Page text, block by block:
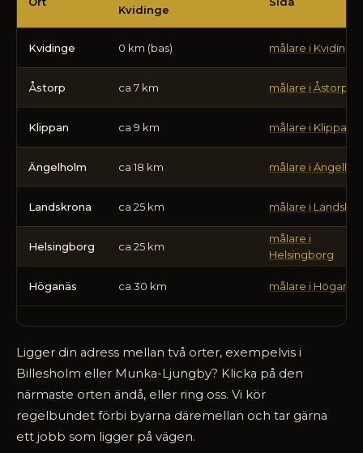
våra
ortssidor
Kvidinge
Kvidinge 0 km (bas) målare i Kvidinge
Åstorp ca 7 km målare i Åstorp
Klippan ca 9 km målare i Klippan
Ängelholm ca 18 km målare i
Landskrona ca 25 km målare i
Helsingborg ca 25 km
målare i
Helsingborg
Höganäs ca 30 km målare i Höganäs
Ligger din adress mellan två orter, exempelvis i
Billesholm eller Munka-Ljungby? Klicka på den
närmaste orten ändå, eller ring oss. Vi kör
regelbundet förbi byarna däremellan och tar gärna
ett jobb som ligger på vägen.